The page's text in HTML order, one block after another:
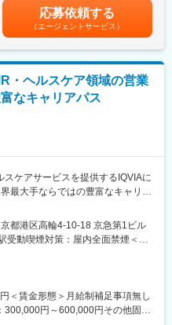
クライアントのプロジェクトへの
関（開業医、病院）を訪問して、
めの医薬品情報を提供、副作用情
合もございますのであらかじめ
す※
ーパーバイザー(SV)より、日々の
れる環境です。全国にSVを配置
制をとっています。
MRが在籍しています。社長をは
ためMRのキャリアや育成、長期
業です。
プロジェクトによる）：入社オリ
ジェクトの製薬メーカーにて製品
修等も受けることが可能です。
グラム、IBD専門育成プログラ
：プロジェクトマネージャー、
をフォローします。定期的な連絡
くバックアップに入るなど、MR
サポート体制を整えています。
を超える多数の取引メーカー：同
ジェクト数があり、様々なご経
利厚生」欄をご参照ください。昇
UP★赴任先の評価次第で大幅に
給改定）賃金はあくまでも目安
下する可能性があります。月給(月
。
応募依頼する
（エージェントサービス）
・ヘルスケア領域の営業
なキャリアパス
ケアサービスを提供するIQVIAに
最大手ならではの豊富なキャリア
ト受託実績を誇る当社の一員とし
イアントビジネス拡大に貢献して
ターゲティング、担当医療施設へ
への訪問、医療従事者とのリレー
都港区高輪4-10-18 京急第1ビル
受動喫煙対策：屋内全面禁煙＜勤
望勤務地はアドバイザーにお伝
内全面禁煙変更の範囲：会社の定
＜賃金形態＞月給制補足事項無し
300,000円～600,000円その他固定